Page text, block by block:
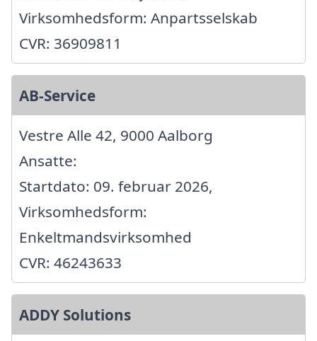
Virksomhedsform: Anpartsselskab
CVR: 36909811
AB-Service
Vestre Alle 42, 9000 Aalborg
Ansatte:
Startdato: 09. februar 2026,
Virksomhedsform:
Enkeltmandsvirksomhed
CVR: 46243633
ADDY Solutions